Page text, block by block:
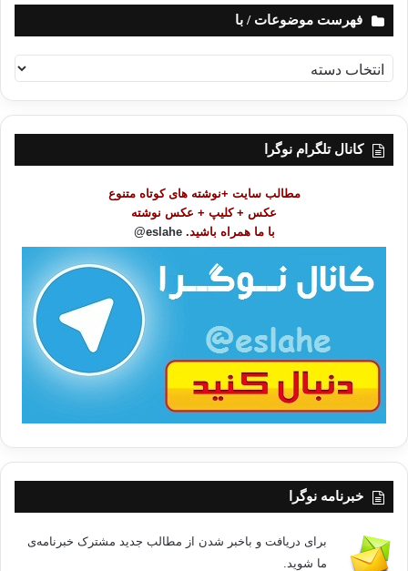
فهرست موضوعات / با
ه
ر
کانال تلگرام نوگرا
مطالب سایت +نوشته های کوتاه متنوع
عکس + کلیپ + عکس نوشته
با ما همراه باشید. eslahe@
خبرنامه نوگرا
برای دریافت و باخبر شدن از مطالب جدید مشترک خبرنامه‌ی
ما شوید.